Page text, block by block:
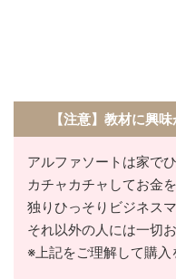
【注意】教材に興
アルファソートは家で
カチャカチャしてお金
独りひっそりビジネス
それ以外の人には一切
※上記をご理解して購入